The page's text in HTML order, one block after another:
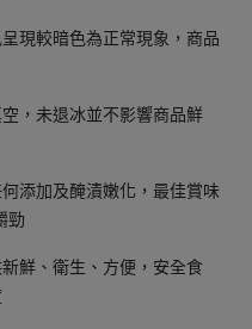
現較暗色為正常現象，商品
，未退冰並不影響商品鮮
添加及醃漬嫩化，最佳賞味
勁
鮮、衛生、方便，安全食